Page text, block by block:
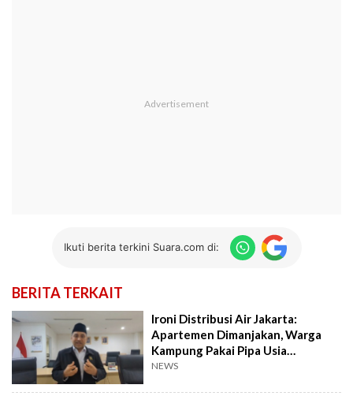
Ikuti berita terkini Suara.com di:
BERITA TERKAIT
Ironi Distribusi Air Jakarta:
Apartemen Dimanjakan, Warga
Kampung Pakai Pipa Usia
Setengah Abad!
NEWS